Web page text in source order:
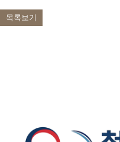
목록보기